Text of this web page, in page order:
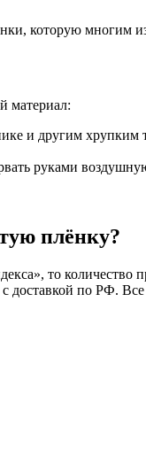
которую многим
материал:
и другим хрупким
руками
плёнку?
то
по РФ.